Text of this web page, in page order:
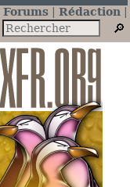
Forums
Rédaction